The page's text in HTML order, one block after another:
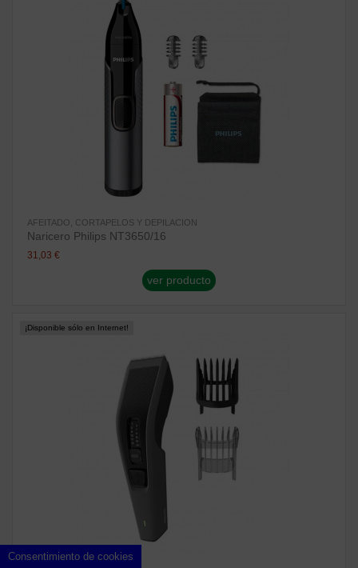
AFEITADO, CORTAPELOS Y DEPILACION
Naricero Philips NT3650/16
31,03 €
ver producto
¡Disponible sólo en Internet!
Consentimiento de cookies